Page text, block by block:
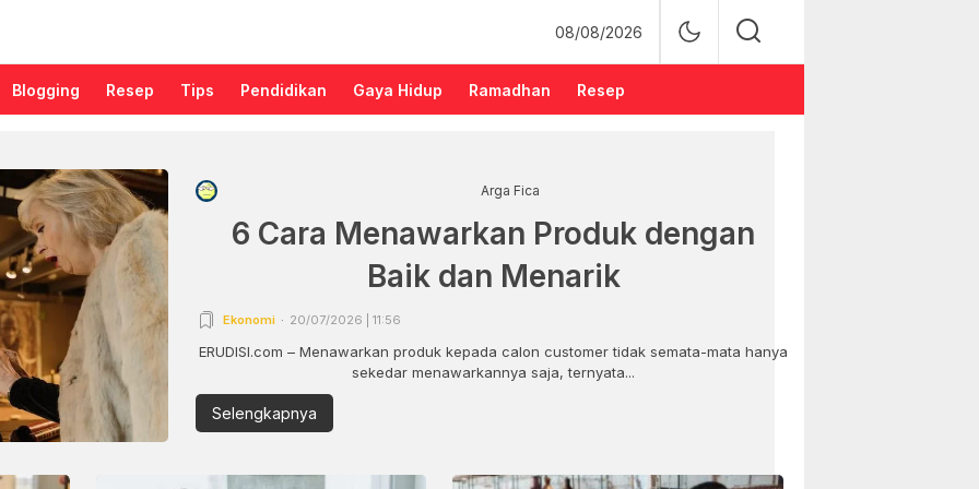
08/08/2026
Blogging Resep Tips Pendidikan Gaya Hidup Ramadhan Resep
Arga Fica
6 Cara Menawarkan Produk dengan
Baik dan Menarik
Ekonomi 20/07/2026 | 11:56
ERUDISI.com – Menawarkan produk kepada calon customer tidak semata-mata hanya
sekedar menawarkannya saja, ternyata...
Selengkapnya